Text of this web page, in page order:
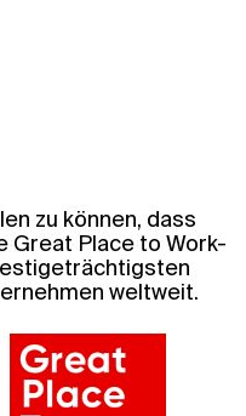
zu können, dass
Great Place to Work-
weltweit.